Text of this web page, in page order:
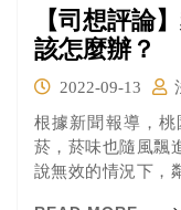
【司想評論
該怎麼辦？
2022-09-13
根據新聞報導，
菸，菸味也隨風飄
說無效的情況下，